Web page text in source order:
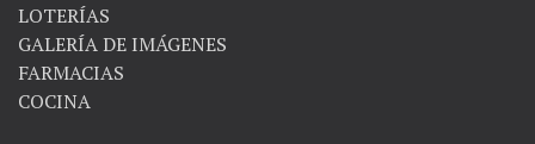
LOTERÍAS
GALERÍA DE IMÁGENES
FARMACIAS
COCINA